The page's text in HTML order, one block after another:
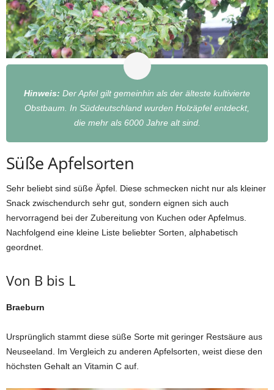
Hinweis: Der Apfel gilt gemeinhin als der älteste kultivierte
Obstbaum. In Süddeutschland wurden Holzäpfel entdeckt,
die mehr als 6000 Jahre alt sind.
Süße Apfelsorten
Sehr beliebt sind süße Äpfel. Diese schmecken nicht nur als kleiner
Snack zwischendurch sehr gut, sondern eignen sich auch
hervorragend bei der Zubereitung von Kuchen oder Apfelmus.
Nachfolgend eine kleine Liste beliebter Sorten, alphabetisch
geordnet.
Von B bis L
Braeburn
Ursprünglich stammt diese süße Sorte mit geringer Restsäure aus
Neuseeland. Im Vergleich zu anderen Apfelsorten, weist diese den
höchsten Gehalt an Vitamin C auf.